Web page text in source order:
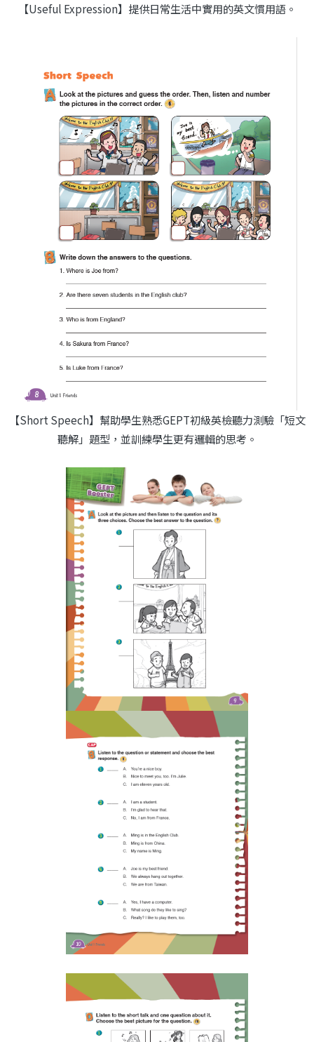
【Useful Expression】提供日常生活中實用的英文慣用語。
【Short Speech】幫助學生熟悉GEPT初級英檢聽力測驗「短文
聽解」題型，並訓練學生更有邏輯的思考。